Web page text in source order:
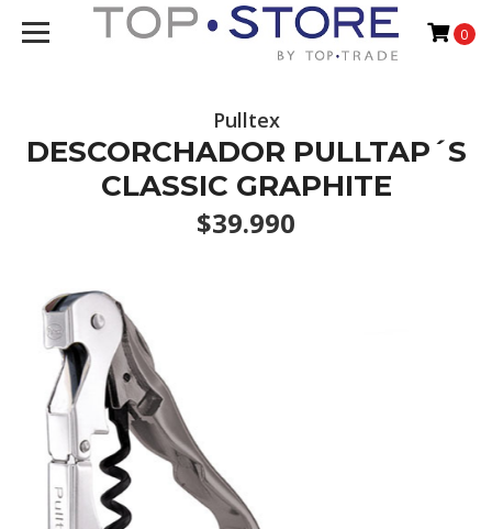
0
Pulltex
DESCORCHADOR PULLTAP´S
CLASSIC GRAPHITE
$39.990